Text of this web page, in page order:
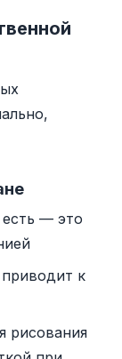
— это
к
рисования